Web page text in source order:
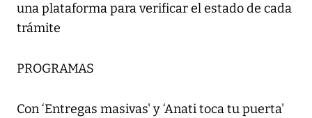
una plataforma para verificar el estado de cada
trámite
PROGRAMAS
Con ‘Entregas masivas' y ‘Anati toca tu puerta'